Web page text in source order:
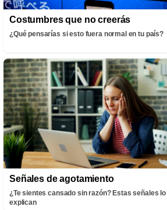
Costumbres que no creerás
¿Qué pensarías si esto fuera normal en tu país?
Señales de agotamiento
¿Te sientes cansado sin razón? Estas señales lo
explican